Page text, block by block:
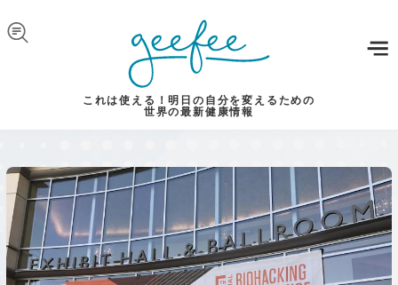
これは使える！明日の自分を変えるための
世界の最新健康情報